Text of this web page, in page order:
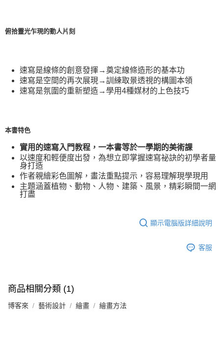
俯拾靈光乍現的動人片刻
速寫是線條的創意發揮→奠定線條造形的基本功
速寫是空間的再次展現→訓練取景透視的構圖本領
速寫是氛圍的重新塑造→學用4種媒材的上色技巧
本書特色
實用的速寫入門教程，一本書等於一學期的美術課
以速度和輕便度出發，為想立即掌握速寫祕訣的初學者量
身打造
作者親繪彩色圖解，畫法重點提示，容易理解現學現用
主題涵蓋植物、動物、人物、建築、風景，精彩瞬間一網
打盡
顯示電腦版詳細說明
客服
商品相關分類 (1)
博客來 藝術設計 繪畫 繪畫方法